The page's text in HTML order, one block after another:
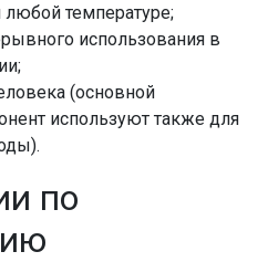
температуре;
использования в
(основной
используют также для
по